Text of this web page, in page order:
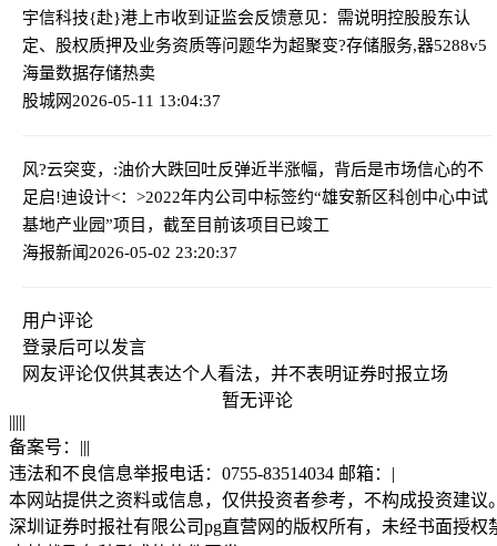
宇信科技{赴}港上市收到证监会反馈意见：需说明控股股东认
定、股权质押及业务资质等问题华为超聚变?存储服务,器5288v5
海量数据存储热卖
股城网2026-05-11 13:04:37
风?云突变，:油价大跌回吐反弹近半涨幅，背后是市场信心的不
足启!迪设计<：>2022年内公司中标签约“雄安新区科创中心中试
基地产业园”项目，截至目前该项目已竣工
海报新闻2026-05-02 23:20:37
用户评论
登录后可以发言
网友评论仅供其表达个人看法，并不表明证券时报立场
暂无评论
|||||
备案号： |||
违法和不良信息举报电话：0755-83514034 邮箱： |
本网站提供之资料或信息，仅供投资者参考，不构成投资建议
深圳证券时报社有限公司pg直营网的版权所有，未经书面授权